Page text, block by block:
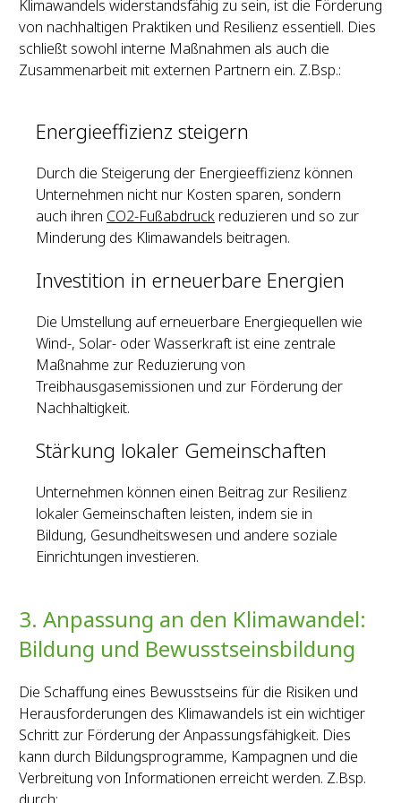
Klimawandels widerstandsfähig zu sein, ist die Förderung
von nachhaltigen Praktiken und Resilienz essentiell. Dies
schließt sowohl interne Maßnahmen als auch die
Zusammenarbeit mit externen Partnern ein. Z.Bsp.:
Energieeffizienz steigern
Durch die Steigerung der Energieeffizienz können
Unternehmen nicht nur Kosten sparen, sondern
auch ihren CO2-Fußabdruck reduzieren und so zur
Minderung des Klimawandels beitragen.
Investition in erneuerbare Energien
Die Umstellung auf erneuerbare Energiequellen wie
Wind-, Solar- oder Wasserkraft ist eine zentrale
Maßnahme zur Reduzierung von
Treibhausgasemissionen und zur Förderung der
Nachhaltigkeit.
Stärkung lokaler Gemeinschaften
Unternehmen können einen Beitrag zur Resilienz
lokaler Gemeinschaften leisten, indem sie in
Bildung, Gesundheitswesen und andere soziale
Einrichtungen investieren.
3. Anpassung an den Klimawandel:
Bildung und Bewusstseinsbildung
Die Schaffung eines Bewusstseins für die Risiken und
Herausforderungen des Klimawandels ist ein wichtiger
Schritt zur Förderung der Anpassungsfähigkeit. Dies
kann durch Bildungsprogramme, Kampagnen und die
Verbreitung von Informationen erreicht werden. Z.Bsp.